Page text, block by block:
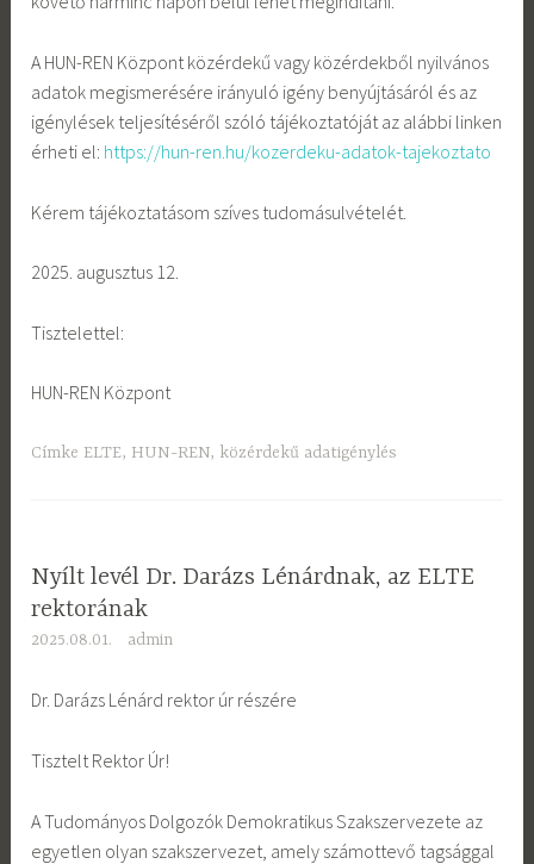
A HUN-REN Központ közérdekű vagy közérdekből nyilvános
adatok megismerésére irányuló igény benyújtásáról és az
igénylések teljesítéséről szóló tájékoztatóját az alábbi linken
érheti el: https://hun-ren.hu/kozerdeku-adatok-tajekoztato
Kérem tájékoztatásom szíves tudomásulvételét.
2025. augusztus 12.
Tisztelettel:
HUN-REN Központ
Címke ELTE, HUN-REN, közérdekű adatigénylés
Nyílt levél Dr. Darázs Lénárdnak, az ELTE
rektorának
2025.08.01. admin
Dr. Darázs Lénárd rektor úr részére
Tisztelt Rektor Úr!
ATudományos Dolgozók Demokratikus Szakszervezete az
egyetlen olyan szakszervezet, amely számottevő tagsággal